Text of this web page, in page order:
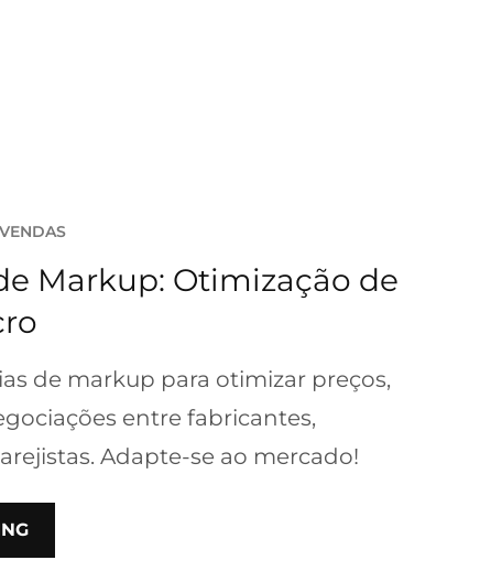
Markup: Otimização de
de markup para otimizar preços,
entre fabricantes,
Adapte-se ao mercado!